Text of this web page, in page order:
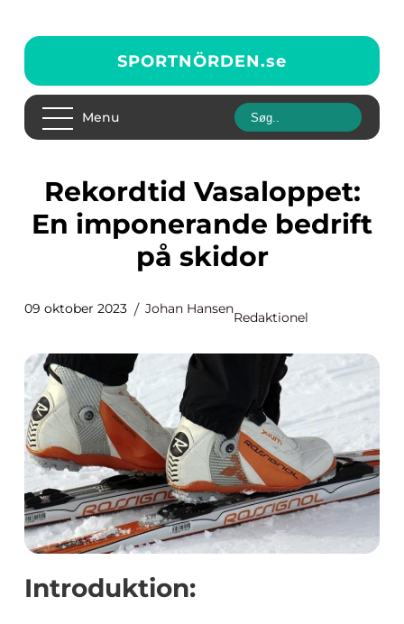
SPORTNÖRDEN.se
Menu
Rekordtid Vasaloppet:
En imponerande bedrift
på skidor
09 oktober 2023 Johan Hansen
Redaktionel
Introduktion: